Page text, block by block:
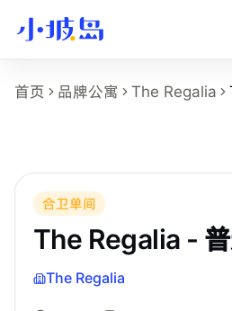
The Regalia - 普通房 房
运营品牌：Hei Homes。
所在区域：Orchard。
附近地铁：Great World MRT，
房型类别：Common。
参考月租：S$2,200 /月起，最终
附近学校：Singapore
首页 品牌公寓 The Regalia
合卫单间
The Regalia -
The Regalia